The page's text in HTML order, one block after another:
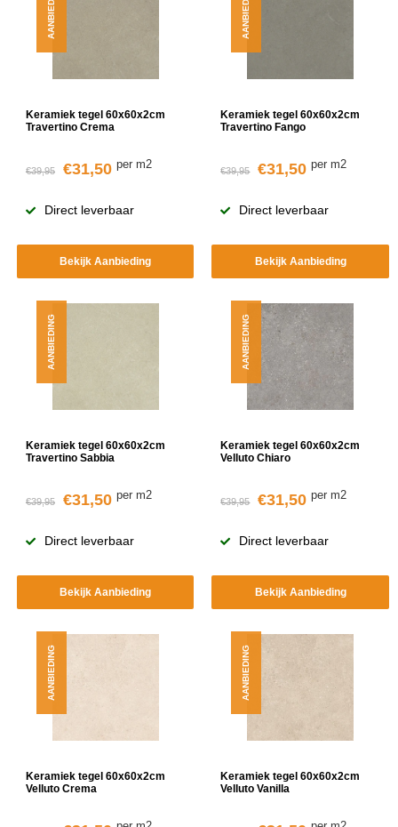
Keramiek tegel 60x60x2cm
Travertino Crema
€39,95 €31,50 per m2
Direct leverbaar
Bekijk Aanbieding
Keramiek tegel 60x60x2cm
Travertino Fango
€39,95 €31,50 per m2
Direct leverbaar
Bekijk Aanbieding
Keramiek tegel 60x60x2cm
Travertino Sabbia
€39,95 €31,50 per m2
Direct leverbaar
AANBIEDING
Bekijk Aanbieding
Keramiek tegel 60x60x2cm
Velluto Chiaro
€39,95 €31,50 per m2
Direct leverbaar
AANBIEDING
Bekijk Aanbieding
Keramiek tegel 60x60x2cm
Velluto Crema
AANBIEDING
Keramiek tegel 60x60x2cm
Velluto Vanilla
AANBIEDING